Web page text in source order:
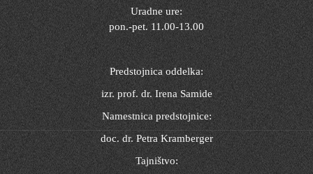
Uradne ure:
pon.-pet. 11.00-13.00
Predstojnica oddelka:
izr. prof. dr. Irena Samide
Namestnica predstojnice:
doc. dr. Petra Kramberger
Tajništvo: